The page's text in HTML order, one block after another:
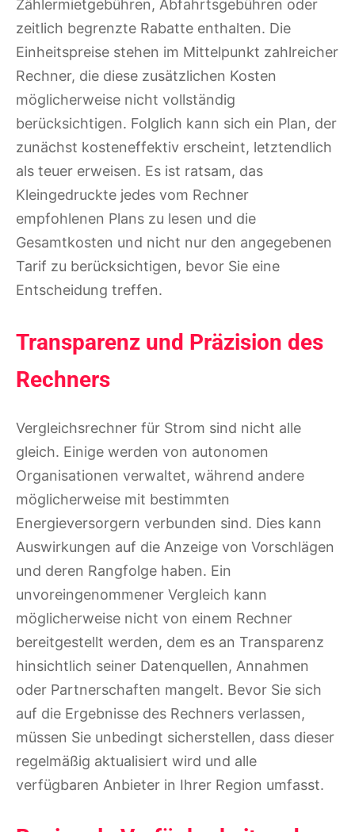
Zählermietgebühren, Abfahrtsgebühren oder
zeitlich begrenzte Rabatte enthalten. Die
Einheitspreise stehen im Mittelpunkt zahlreicher
Rechner, die diese zusätzlichen Kosten
möglicherweise nicht vollständig
berücksichtigen. Folglich kann sich ein Plan, der
zunächst kosteneffektiv erscheint, letztendlich
als teuer erweisen. Es ist ratsam, das
Kleingedruckte jedes vom Rechner
empfohlenen Plans zu lesen und die
Gesamtkosten und nicht nur den angegebenen
Tarif zu berücksichtigen, bevor Sie eine
Entscheidung treffen.
Transparenz und Präzision des
Rechners
Vergleichsrechner für Strom sind nicht alle
gleich. Einige werden von autonomen
Organisationen verwaltet, während andere
möglicherweise mit bestimmten
Energieversorgern verbunden sind. Dies kann
Auswirkungen auf die Anzeige von Vorschlägen
und deren Rangfolge haben. Ein
unvoreingenommener Vergleich kann
möglicherweise nicht von einem Rechner
bereitgestellt werden, dem es an Transparenz
hinsichtlich seiner Datenquellen, Annahmen
oder Partnerschaften mangelt. Bevor Sie sich
auf die Ergebnisse des Rechners verlassen,
müssen Sie unbedingt sicherstellen, dass dieser
regelmäßig aktualisiert wird und alle
verfügbaren Anbieter in Ihrer Region umfasst.